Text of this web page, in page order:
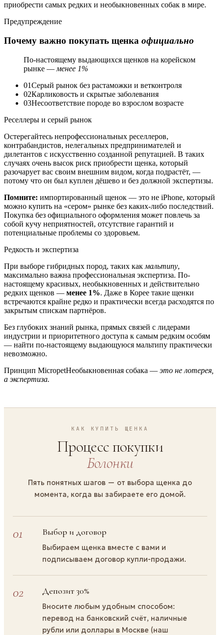
приобрести самых редких и необыкновенных собак в мире.
Предупреждение
Почему важно покупать щенка официально
По-настоящему выдающихся щенков на корейском
рынке — менее 1%
01Серый рынок без растаможки и ветконтроля
02Карликовость и скрытые заболевания
03Несоответствие породе во взрослом возрасте
Реселлеры и серый рынок
Остерегайтесь непрофессиональных реселлеров,
контрабандистов, нелегальных предпринимателей и
дилетантов с искусственно созданной репутацией. В таких
случаях очень высок риск приобрести щенка, который
разочарует вас своим внешним видом, когда подрастёт, —
потому что он был куплен дёшево и без должной экспертизы.
Помните: импортированный щенок — это не iPhone, который
можно купить на «сером» рынке без каких-либо последствий.
Покупка без официального оформления может повлечь за
собой кучу неприятностей, отсутствие гарантий и
потенциальные проблемы со здоровьем.
Редкость и экспертиза
При выборе гибридных пород, таких как мальтипу,
максимально важна профессиональная экспертиза. По-
настоящему красивых, необыкновенных и действительно
редких щенков — менее 1%. Даже в Корее такие щенки
встречаются крайне редко и практически всегда расходятся по
закрытым спискам партнёров.
Без глубоких знаний рынка, прямых связей с лидерами
индустрии и приоритетного доступа к самым редким особям
— найти по-настоящему выдающуюся мальтипу практически
невозможно.
Принцип MicropetНеобыкновенная собака — это не лотерея,
а экспертиза.
КАК КУПИТЬ ЩЕНКА
Процесс покупки
Болонки
Пять понятных шагов — от выбора щенка до
момента, когда вы забираете его домой.
01 Выбор и договор
Выбираем щенка вместе с вами и
подписываем договор купли-продажи.
02 Депозит 30%
Вносите любым удобным способом:
перевод на банковский счёт, наличные
рубли или доллары в Москве (наш